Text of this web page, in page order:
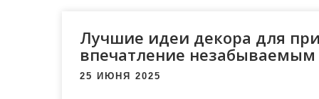
Лучшие идеи декора для
впечатление незабываемым
25 ИЮНЯ 2025